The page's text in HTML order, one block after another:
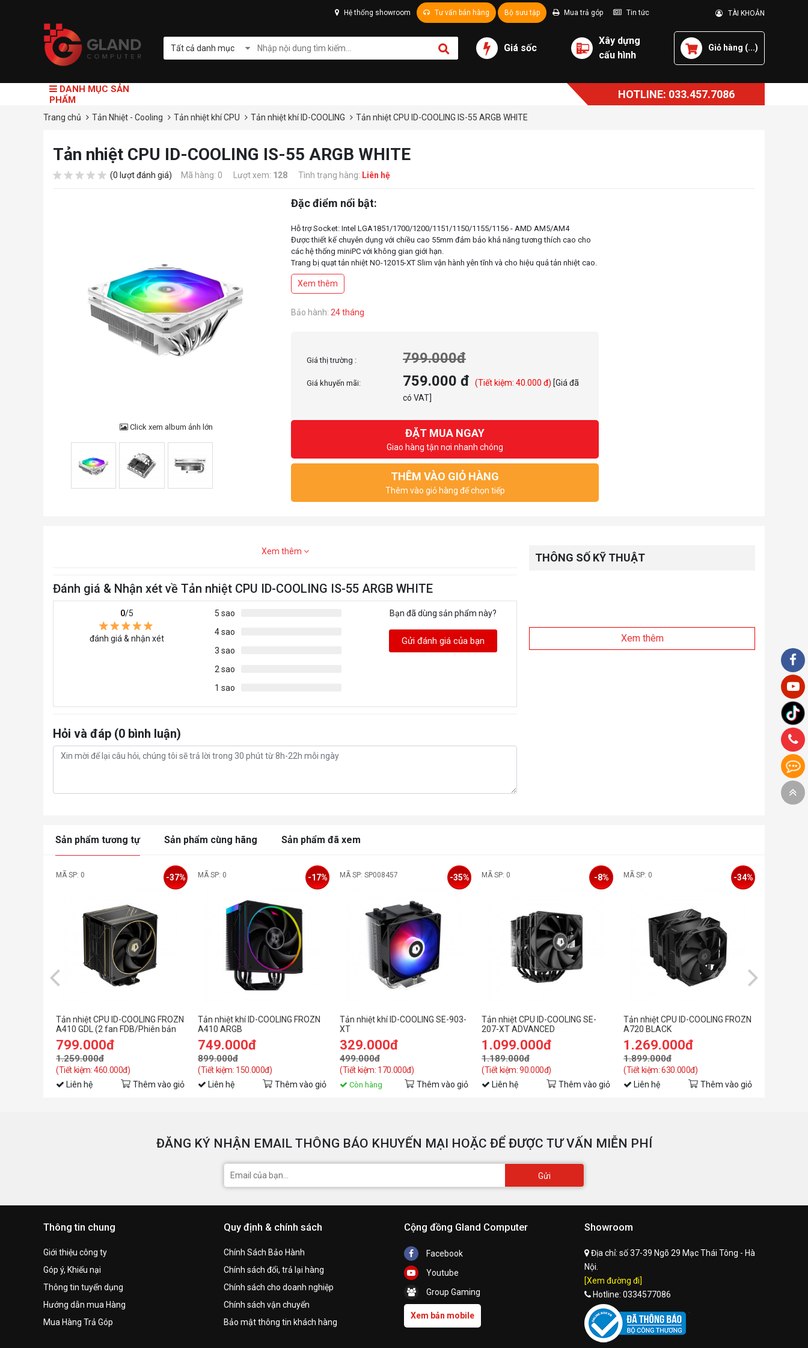
Hệ thống showroom Tư vấn bán hàng Bộ sưu tập Mua trả góp Tin tức TÀI KHOẢN
Tất cả danh mục Giá sốc
Xây dựng
cấu hình
Giỏ hàng (...)
DANH MỤC SẢN
PHẨM
HOTLINE: 033.457.7086
Trang chủ Tản Nhiệt - Cooling Tản nhiệt khí CPU Tản nhiệt khí ID-COOLING Tản nhiệt CPU ID-COOLING IS-55 ARGB WHITE
Tản nhiệt CPU ID-COOLING IS-55 ARGB WHITE
(0 lượt đánh giá) Mã hàng: 0 Lượt xem: 128 Tình trạng hàng: Liên hệ
Click xem album ảnh lớn
Đặc điểm nổi bật:
Hỗ trợ Socket: Intel LGA1851/1700/1200/1151/1150/1155/1156 - AMD AM5/AM4
Được thiết kế chuyên dụng với chiều cao 55mm đảm bảo khả năng tương thích cao cho
các hệ thống miniPC với không gian giới hạn.
Trang bị quạt tản nhiệt NO-12015-XT Slim vận hành yên tĩnh và cho hiệu quả tản nhiệt cao.
Hoàn thiện Heatsink nhôm phủ sơn đen nhám cao cấp.
5 ống dẫn nhiệt Ф6mm và tiếp xúc đồng cho khả năng truyền dẫn nhiệt cực nhanh.
Xem thêm
Bảo hành: 24 tháng
Giá thị trường : 799.000đ
Giá khuyến mãi: 759.000 đ (Tiết kiệm: 40.000 đ) [Giá đã
có VAT]
ĐẶT MUA NGAY
Giao hàng tận nơi nhanh chóng
THÊM VÀO GIỎ HÀNG
Thêm vào giỏ hàng để chọn tiếp
Xem thêm
Đánh giá & Nhận xét về Tản nhiệt CPU ID-COOLING IS-55 ARGB WHITE
0/5
đánh giá & nhận xét
5 sao
4 sao
3 sao
2 sao
1 sao
Bạn đã dùng sản phẩm này?
Gửi đánh giá của bạn
Hỏi và đáp (0 bình luận)
THÔNG SỐ KỸ THUẬT
Xem thêm
Sản phẩm tương tự Sản phẩm cùng hãng Sản phẩm đã xem
MÃ SP: 0
Tản nhiệt CPU ID-COOLING FROZN
A410 GDL (2 fan FDB/Phiên bản
giới hạn)
799.000đ
1.259.000đ
(Tiết kiệm: 460.000đ)
-37%
Liên hệ Thêm vào giỏ
MÃ SP: 0
Tản nhiệt khí ID-COOLING FROZN
A410 ARGB
749.000đ
899.000đ
(Tiết kiệm: 150.000đ)
-17%
Liên hệ Thêm vào giỏ
MÃ SP: SP008457
Tản nhiệt khí ID-COOLING SE-903-
XT
329.000đ
499.000đ
(Tiết kiệm: 170.000đ)
-35%
Còn hàng Thêm vào giỏ
MÃ SP: 0
Tản nhiệt CPU ID-COOLING SE-
207-XT ADVANCED
1.099.000đ
1.189.000đ
(Tiết kiệm: 90.000đ)
-8%
Liên hệ Thêm vào giỏ
MÃ SP: 0
Tản nhiệt CPU ID-COOLING FROZN
A720 BLACK
1.269.000đ
1.899.000đ
(Tiết kiệm: 630.000đ)
-34%
Liên hệ Thêm vào giỏ
ĐĂNG KÝ NHẬN EMAIL THÔNG BÁO KHUYẾN MẠI HOẶC ĐỂ ĐƯỢC TƯ VẤN MIỄN PHÍ
Gửi
Thông tin chung
Giới thiệu công ty
Góp ý, Khiếu nại
Thông tin tuyển dụng
Hướng dẫn mua Hàng
Mua Hàng Trả Góp
Quy định & chính sách
Chính Sách Bảo Hành
Chính sách đổi, trả lại hàng
Chính sách cho doanh nghiệp
Chính sách vận chuyển
Bảo mật thông tin khách hàng
Cộng đồng Gland Computer
Facebook
Youtube
Group Gaming
Xem bản mobile
Showroom
Địa chỉ: số 37-39 Ngõ 29 Mạc Thái Tông - Hà
Nội.
[Xem đường đi]
Hotline: 0334577086